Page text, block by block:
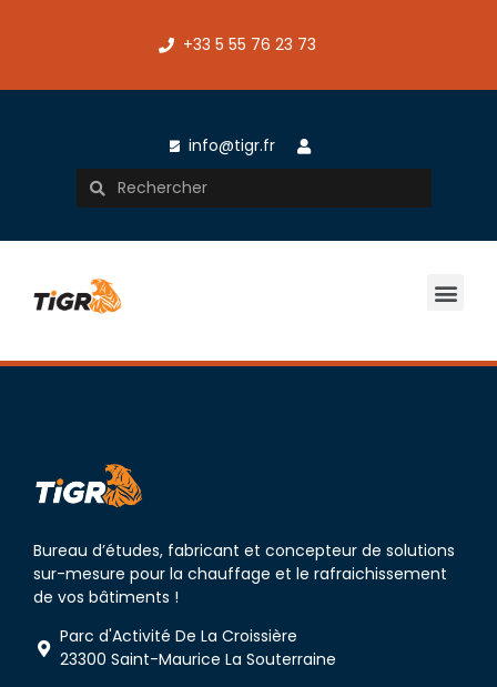
+33 5 55 76 23 73
info@tigr.fr
Bureau d’études, fabricant et concepteur de solutions
sur-mesure pour la chauffage et le rafraichissement
de vos bâtiments !
Parc d'Activité De La Croissière
23300 Saint-Maurice La Souterraine